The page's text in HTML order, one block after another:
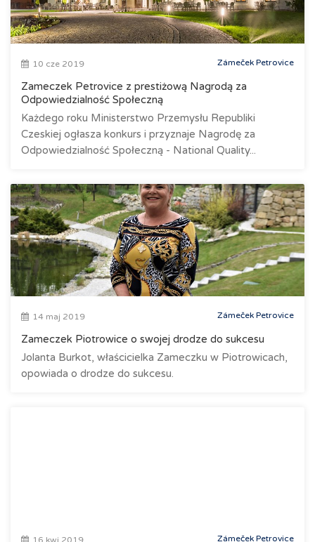
10 cze 2019 Zámeček Petrovice
Zameczek Petrovice z prestiżową Nagrodą za
Odpowiedzialność Społeczną
Każdego roku Ministerstwo Przemysłu Republiki
Czeskiej ogłasza konkurs i przyznaje Nagrodę za
Odpowiedzialność Społeczną - National Quality...
14 maj 2019 Zámeček Petrovice
Zameczek Piotrowice o swojej drodze do sukcesu
Jolanta Burkot, właścicielka Zameczku w Piotrowicach,
opowiada o drodze do sukcesu.
16 kwi 2019 Zámeček Petrovice